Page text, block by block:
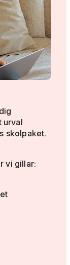
urval
skolpaket.
vi gillar: